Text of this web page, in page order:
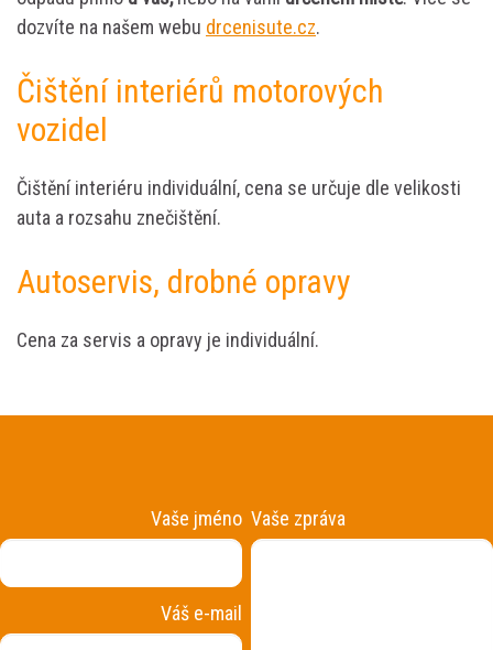
dozvíte na našem webu drcenisute.cz.
Čištění interiérů motorových
vozidel
Čištění interiéru individuální, cena se určuje dle velikosti
auta a rozsahu znečištění.
Autoservis, drobné opravy
Cena za servis a opravy je individuální.
Vaše jméno
Váš e-mail
Vaše zpráva